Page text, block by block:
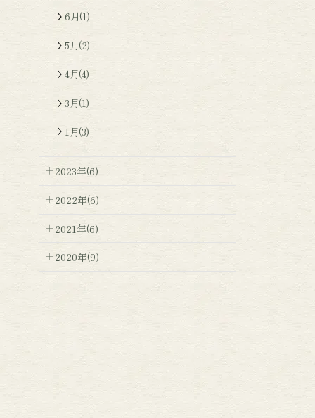
6月(1)
5月(2)
4月(4)
3月(1)
1月(3)
2023年(6)
2022年(6)
2021年(6)
2020年(9)